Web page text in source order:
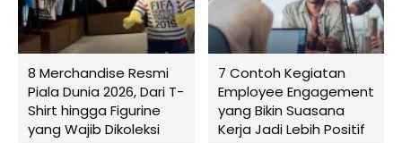
8 Merchandise Resmi
Piala Dunia 2026, Dari T-
Shirt hingga Figurine
yang Wajib Dikoleksi
7 Contoh Kegiatan
Employee Engagement
yang Bikin Suasana
Kerja Jadi Lebih Positif